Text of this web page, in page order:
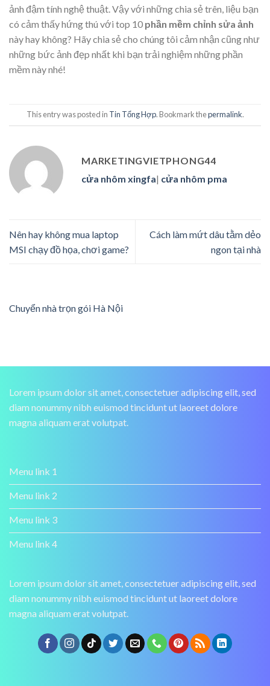
ảnh đậm tính nghệ thuật. Vậy với những chia sẻ trên, liệu bạn
có cảm thấy hứng thú với top 10 phần mềm chỉnh sửa ảnh
này hay không? Hãy chia sẻ cho chúng tôi cảm nhận cũng như
những bức ảnh đẹp nhất khi bạn trải nghiệm những phần
mềm này nhé!
This entry was posted in Tin Tổng Hợp. Bookmark thepermalink.
MARKETINGVIETPHONG44
cửa nhôm xingfa| cửa nhôm pma
Nên hay không mua laptop
MSI chạy đồ họa, chơi game?
Cách làm mứt dâu tằm dẻo
ngon tại nhà
Chuyển nhà trọn gói Hà Nội
Lorem ipsum dolor sit amet, consectetuer adipiscing elit, sed
diam nonummy nibh euismod tincidunt ut laoreet dolore
magna aliquam erat volutpat.
Menu link 1
Menu link 2
Menu link 3
Menu link 4
Lorem ipsum dolor sit amet, consectetuer adipiscing elit, sed
diam nonummy nibh euismod tincidunt ut laoreet dolore
magna aliquam erat volutpat.